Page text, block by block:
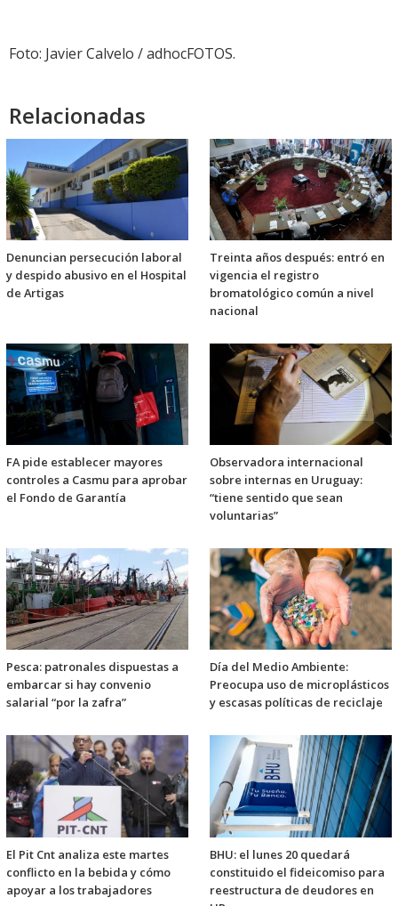
Foto: Javier Calvelo / adhocFOTOS.
Relacionadas
Denuncian persecución laboral
y despido abusivo en el Hospital
de Artigas
Treinta años después: entró en
vigencia el registro
bromatológico común a nivel
nacional
FA pide establecer mayores
controles a Casmu para aprobar
el Fondo de Garantía
Observadora internacional
sobre internas en Uruguay:
“tiene sentido que sean
voluntarias”
Pesca: patronales dispuestas a
embarcar si hay convenio
salarial “por la zafra”
Día del Medio Ambiente:
Preocupa uso de microplásticos
y escasas políticas de reciclaje
El Pit Cnt analiza este martes
conflicto en la bebida y cómo
apoyar a los trabajadores
BHU: el lunes 20 quedará
constituido el fideicomiso para
reestructura de deudores en